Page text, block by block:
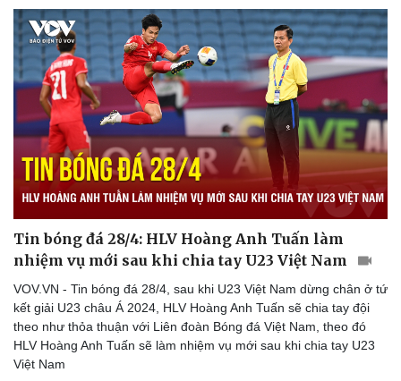
Tin bóng đá 28/4: HLV Hoàng Anh Tuấn làm
nhiệm vụ mới sau khi chia tay U23 Việt Nam
VOV.VN - Tin bóng đá 28/4, sau khi U23 Việt Nam dừng chân ở tứ
kết giải U23 châu Á 2024, HLV Hoàng Anh Tuấn sẽ chia tay đội
theo như thỏa thuận với Liên đoàn Bóng đá Việt Nam, theo đó
HLV Hoàng Anh Tuấn sẽ làm nhiệm vụ mới sau khi chia tay U23
Việt Nam